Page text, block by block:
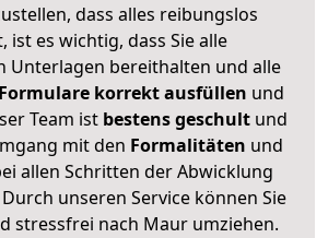
dass alles reibungslos
ist es wichtig, dass Sie alle
Unterlagen bereithalten und alle
Formulare korrekt ausfüllen und
Team ist bestens geschult und
mit den Formalitäten und
allen Schritten der Abwicklung
unseren Service können Sie
stressfrei nach Maur umziehen.